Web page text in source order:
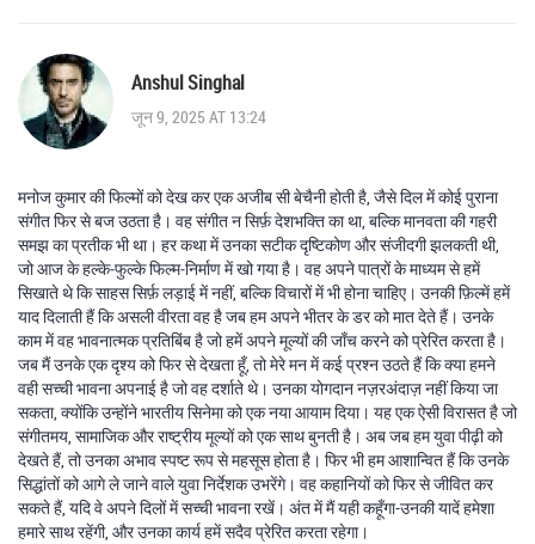
Anshul Singhal
जून 9, 2025 AT 13:24
मनोज कुमार की फिल्मों को देख कर एक अजीब सी बेचैनी होती है, जैसे दिल में कोई पुराना
संगीत फिर से बज उठता है। वह संगीत न सिर्फ़ देशभक्ति का था, बल्कि मानवता की गहरी
समझ का प्रतीक भी था। हर कथा में उनका सटीक दृष्टिकोण और संजीदगी झलकती थी,
जो आज के हल्के‑फुल्के फिल्म‑निर्माण में खो गया है। वह अपने पात्रों के माध्यम से हमें
सिखाते थे कि साहस सिर्फ़ लड़ाई में नहीं, बल्कि विचारों में भी होना चाहिए। उनकी फ़िल्में हमें
याद दिलाती हैं कि असली वीरता वह है जब हम अपने भीतर के डर को मात देते हैं। उनके
काम में वह भावनात्मक प्रतिबिंब है जो हमें अपने मूल्यों की जाँच करने को प्रेरित करता है।
जब मैं उनके एक दृश्‍य को फिर से देखता हूँ, तो मेरे मन में कई प्रश्न उठते हैं कि क्या हमने
वही सच्ची भावना अपनाई है जो वह दर्शाते थे। उनका योगदान नज़रअंदाज़ नहीं किया जा
सकता, क्योंकि उन्होंने भारतीय सिनेमा को एक नया आयाम दिया। यह एक ऐसी विरासत है जो
संगीतमय, सामाजिक और राष्ट्रीय मूल्यों को एक साथ बुनती है। अब जब हम युवा पीढ़ी को
देखते हैं, तो उनका अभाव स्पष्ट रूप से महसूस होता है। फिर भी हम आशान्वित हैं कि उनके
सिद्धांतों को आगे ले जाने वाले युवा निर्देशक उभरेंगे। वह कहानियों को फिर से जीवित कर
सकते हैं, यदि वे अपने दिलों में सच्ची भावना रखें। अंत में मैं यही कहूँगा-उनकी यादें हमेशा
हमारे साथ रहेंगी, और उनका कार्य हमें सदैव प्रेरित करता रहेगा।